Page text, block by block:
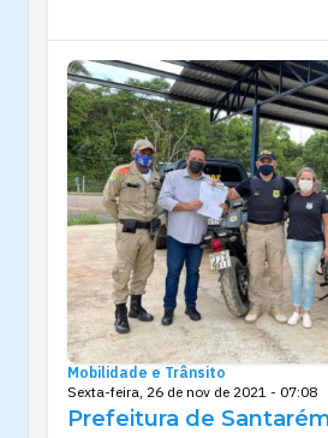
Mobilidade e Trânsito
Sexta-feira, 26 de nov de 2021 - 07:08
Prefeitura de